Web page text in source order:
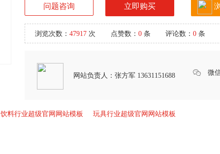
问题咨询 立即购买
浏览次数： 47917 次 点赞数： 0 条 评论数：0 条
网站负责人： 张方军 13631151688 微
饮料行业超级官网网站模板
玩具行业超级官网网站模板